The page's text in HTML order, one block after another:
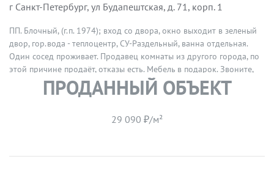
г Санкт-Петербург, ул Будапештская, д. 71, корп. 1
ПП. Блочный, (г.п. 1974); вход со двора, окно выходит в зеленый
двор, гор.вода - теплоцентр, СУ-Раздельный, ванна отдельная.
Один сосед проживает. Продавец комнаты из другого города, по
этой причине продаёт, отказы есть. Мебель в подарок. Звоните,
договоримся о просмотре.
ПРОДАННЫЙ ОБЪЕКТ
29 090 ₽/м²